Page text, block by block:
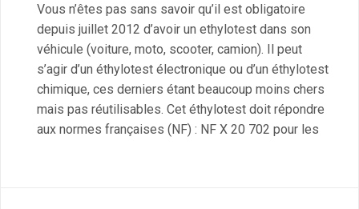
Vous n’êtes pas sans savoir qu’il est obligatoire
depuis juillet 2012 d’avoir un ethylotest dans son
véhicule (voiture, moto, scooter, camion). Il peut
s’agir d’un éthylotest électronique ou d’un éthylotest
chimique, ces derniers étant beaucoup moins chers
mais pas réutilisables. Cet éthylotest doit répondre
aux normes françaises (NF) : NF X 20 702 pour les